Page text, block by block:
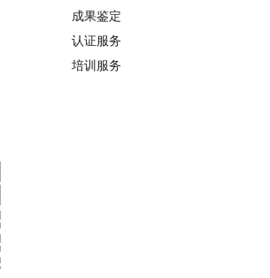
成果鉴定
认证服务
培训服务